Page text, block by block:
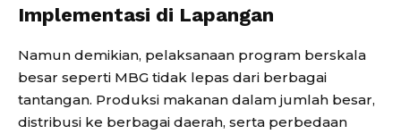
Implementasi di Lapangan
Namun demikian, pelaksanaan program berskala
besar seperti MBG tidak lepas dari berbagai
tantangan. Produksi makanan dalam jumlah besar,
distribusi ke berbagai daerah, serta perbedaan